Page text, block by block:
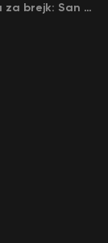
Strašni Vembanjama “izudarao” šampiona za brejk: San Antonio poveo protiv Oklahome